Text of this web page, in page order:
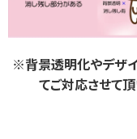
※背景透明化やデザイ
てご対応させて頂